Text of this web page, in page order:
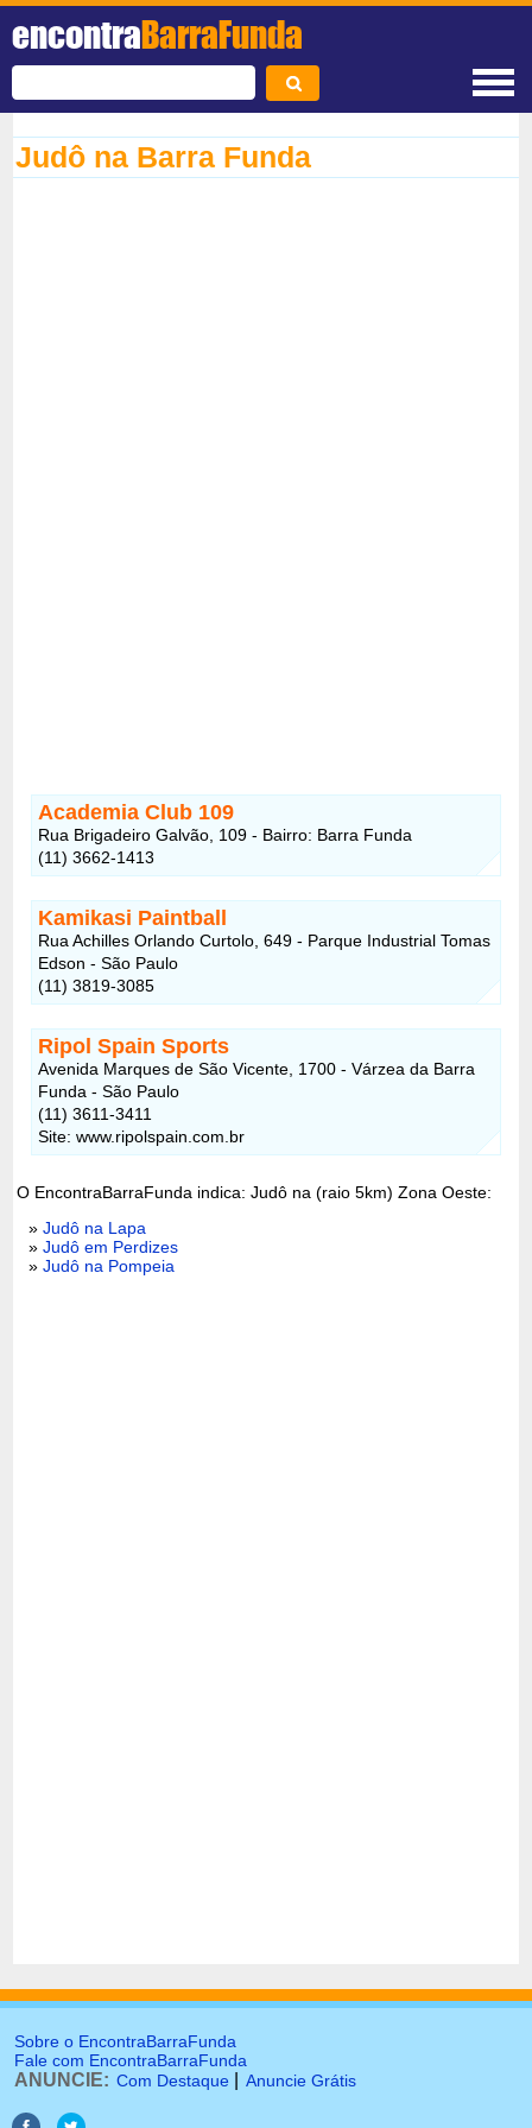
encontraBarraFunda
Judô na Barra Funda
Academia Club 109
Rua Brigadeiro Galvão, 109 - Bairro: Barra Funda
(11) 3662-1413
Kamikasi Paintball
Rua Achilles Orlando Curtolo, 649 - Parque Industrial Tomas
Edson - São Paulo
(11) 3819-3085
Ripol Spain Sports
Avenida Marques de São Vicente, 1700 - Várzea da Barra
Funda - São Paulo
(11) 3611-3411
Site: www.ripolspain.com.br
O EncontraBarraFunda indica: Judô na (raio 5km) Zona Oeste:
»Judô na Lapa
»Judô em Perdizes
»Judô na Pompeia
Sobre o EncontraBarraFunda
Fale com EncontraBarraFunda
ANUNCIE: Com Destaque Anuncie Grátis